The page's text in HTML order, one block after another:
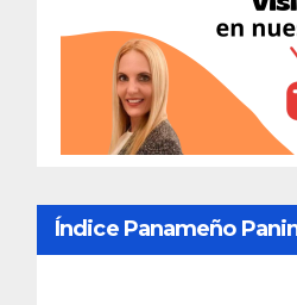
Índice Panameño